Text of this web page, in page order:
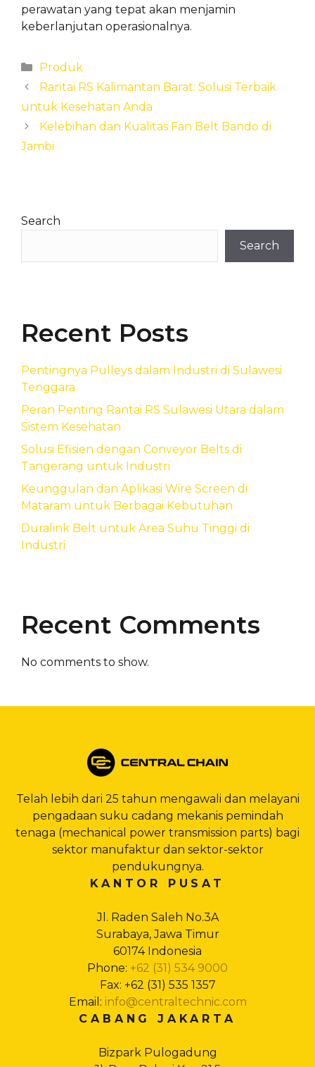
perawatan yang tepat akan menjamin
keberlanjutan operasionalnya.
Categories
Produk
Rantai RS Kalimantan Barat: Solusi Terbaik
untuk Kesehatan Anda
Kelebihan dan Kualitas Fan Belt Bando di
Jambi
Search
Search
Recent Posts
Pentingnya Pulleys dalam Industri di Sulawesi
Tenggara
Peran Penting Rantai RS Sulawesi Utara dalam
Sistem Kesehatan
Solusi Efisien dengan Conveyor Belts di
Tangerang untuk Industri
Keunggulan dan Aplikasi Wire Screen di
Mataram untuk Berbagai Kebutuhan
Duralink Belt untuk Area Suhu Tinggi di
Industri
Recent Comments
No comments to show.
Telah lebih dari 25 tahun mengawali dan melayani
pengadaan suku cadang mekanis pemindah
tenaga (mechanical power transmission parts) bagi
sektor manufaktur dan sektor-sektor
pendukungnya.
KANTOR PUSAT
Jl. Raden Saleh No.3A
Surabaya, Jawa Timur
60174 Indonesia
Phone: +62 (31) 534 9000
Fax: +62 (31) 535 1357
Email: info@centraltechnic.com
CABANG JAKARTA
Bizpark Pulogadung